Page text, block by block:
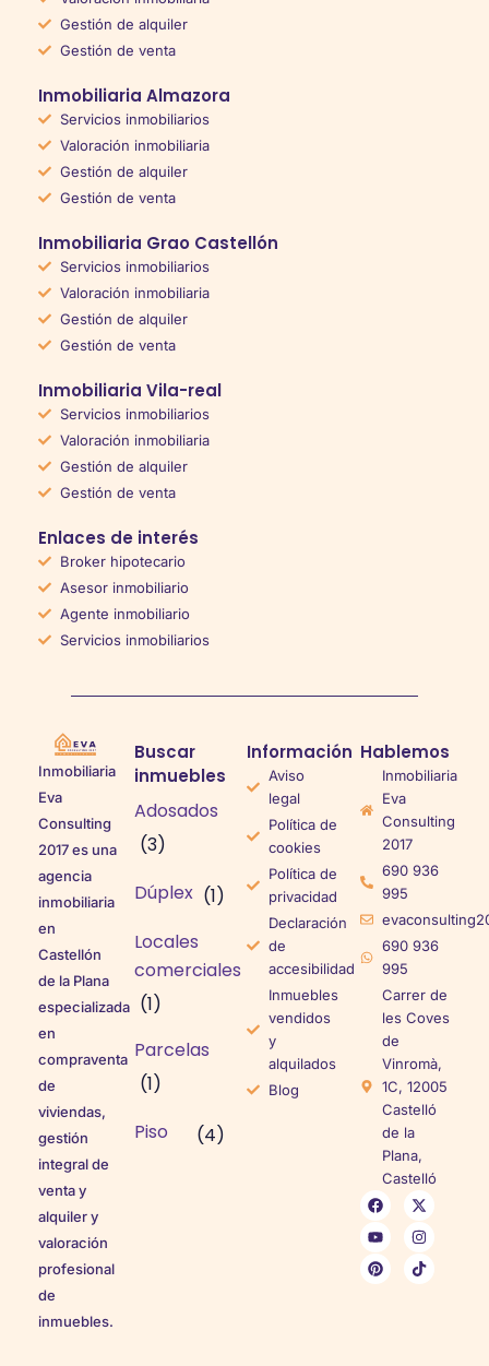
Gestión de alquiler
Gestión de venta
Inmobiliaria Almazora
Servicios inmobiliarios
Valoración inmobiliaria
Gestión de alquiler
Gestión de venta
Inmobiliaria Grao Castellón
Servicios inmobiliarios
Valoración inmobiliaria
Gestión de alquiler
Gestión de venta
Inmobiliaria Vila-real
Servicios inmobiliarios
Valoración inmobiliaria
Gestión de alquiler
Gestión de venta
Enlaces de interés
Broker hipotecario
Asesor inmobiliario
Agente inmobiliario
Servicios inmobiliarios
Inmobiliaria
Eva
Consulting
2017 es una
agencia
inmobiliaria
en
Castellón
de la Plana
especializada
en
compraventa
de
viviendas,
gestión
integral de
venta y
alquiler y
valoración
profesional
de
inmuebles.
Buscar
inmuebles
Adosados
(3)
Dúplex (1)
Locales
comerciales
(1)
Parcelas
(1)
Piso
(4)
Información
Aviso
legal
Política de
cookies
Política de
privacidad
Declaración
de
accesibilidad
Inmuebles
vendidos
y
alquilados
Blog
Hablemos
Inmobiliaria
Eva
Consulting
2017
690 936
995
690 936
995
Carrer de
les Coves
de
Vinromà,
1C, 12005
Castelló
de la
Plana,
Castelló